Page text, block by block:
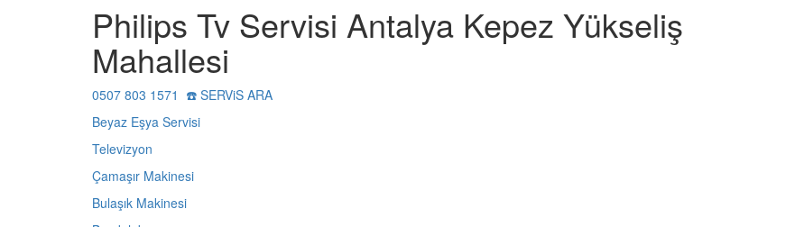
Philips Tv Servisi Antalya Kepez Yükseliş
Mahallesi
0507 803 1571 ☎️ SERViS ARA
Beyaz Eşya Servisi
Televizyon
Çamaşır Makinesi
Bulaşık Makinesi